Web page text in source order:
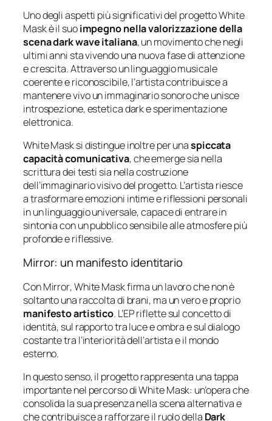
Unodegliaspetti piùsignificatividel progettoWhite
Maskèil suoimpegnonellavalorizzazionedella
scenadarkwaveitaliana,unmovimentochenegli
ultimianni stavivendouna nuovafasediattenzione
ecrescita.Attraversounlinguaggiomusicale
coerenteericonoscibile,l’artistacontribuiscea
mantenerevivounimmaginariosonorocheunisce
introspezione,esteticadarkesperimentazione
elettronica.
WhiteMasksidistingueinoltreperunaspiccata
capacitàcomunicativa,cheemergesia nella
scritturadeitesti sia nellacostruzione
dell’immaginariovisivodel progetto. L’artista riesce
atrasformareemozioni intimeeriflessioni personali
inunlinguaggiouniversale,capacedientrarein
sintoniaconunpubblicosensibilealleatmosferepiù
profondeeriflessive.
Mirror: un manifestoidentitario
ConMirror,WhiteMaskfirma unlavorochenonè
soltantouna raccoltadi brani, ma unveroeproprio
manifestoartistico. L’EPriflettesulconcettodi
identità, sul rapportotraluceeombraesuldialogo
costantetra l’interioritàdell’artistaeil mondo
esterno.
Inquestosenso,il progettorappresenta unatappa
importantenel percorsodiWhiteMask: un’operache
consolida la suapresenzanella scenaalternativae
checontribuiscea rafforzareil ruolodella Dark